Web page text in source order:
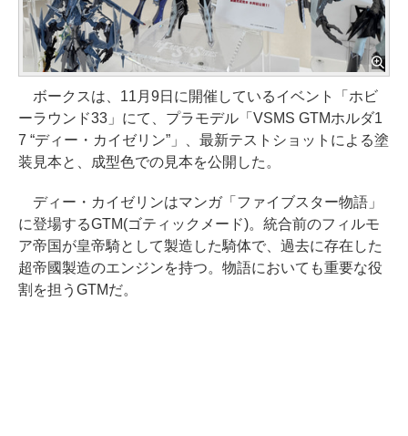
ボークスは、11月9日に開催しているイベント「ホビ
ーラウンド33」にて、プラモデル「VSMS GTMホルダ1
7 “ディー・カイゼリン”」、最新テストショットによる塗
装見本と、成型色での見本を公開した。
ディー・カイゼリンはマンガ「ファイブスター物語」
に登場するGTM(ゴティックメード)。統合前のフィルモ
ア帝国が皇帝騎として製造した騎体で、過去に存在した
超帝國製造のエンジンを持つ。物語においても重要な役
割を担うGTMだ。